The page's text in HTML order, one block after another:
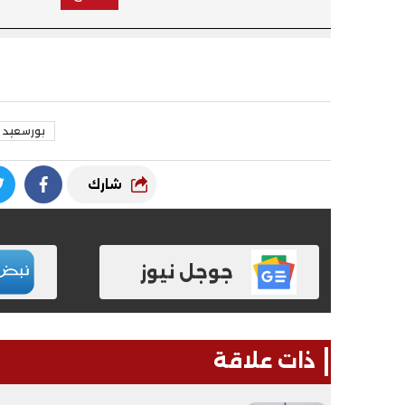
بورسعيد
شارك
جوجل نيوز
ذات علاقة